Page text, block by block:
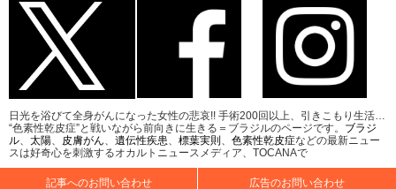
日光を浴びて全身がんになった女性の悲哀!! 手術200回以上、引きこもり生活…
“色素性乾皮症”と戦いながら前向きに生きる＝ブラジルのページです。 ブラジ
ル
太陽 皮膚がん 遺伝性疾患 標葉実則 色素性乾皮症などの最新ニュー
スは好奇心を刺激するオカルトニュースメディア、TOCANAで
記事へのお問い合わせ 広告のお問い合わせ